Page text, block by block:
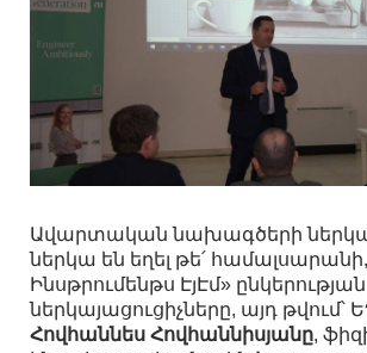
Ավարտական նախագծերի
ներկա են եղել թե՛ համալսարանի,
Ինսթրումենթս ԷյԷմ» ընկերության
ներկայացուցիչները, այդ թվում՝
Հովհաննես Հովհաննիսյանը,